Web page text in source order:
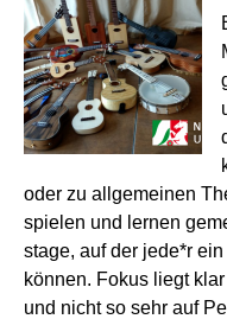
oder zu allgemeinen
spielen und lernen
stage, auf der jede*r
können. Fokus liegt
und nicht so sehr auf